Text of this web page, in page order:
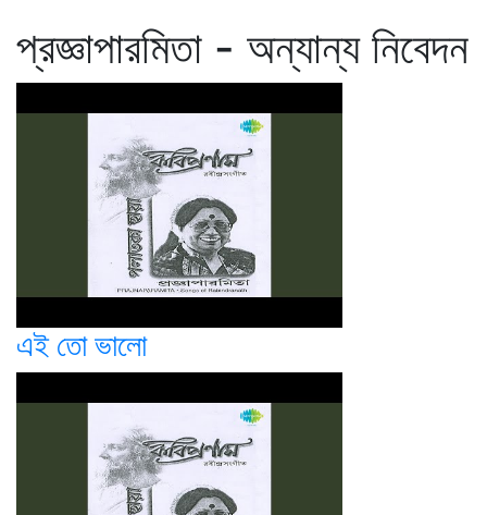
প্রজ্ঞাপারমিতা - অন্যান্য নিবেদন
এই তো ভালো